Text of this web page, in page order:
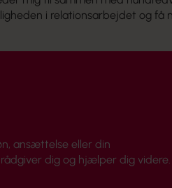
i relationsarbejdet og få
ansættelse eller din
dig og hjælper dig videre.